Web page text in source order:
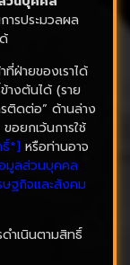
ารประมวลผล
ฝ่ายของเราได้
างต้นได้ (ราย
ติดต่อ” ด้านล่าง
อยกเว้นการใช้
ธิ์*] หรือท่านอาจ
มูลส่วนบุคคล
ษฐกิจและสังคม
ำเนินตามสิทธิ์